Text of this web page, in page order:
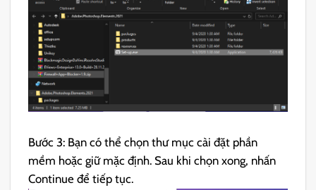
Bước 3: Bạn có thể chọn thư mục cài đặt phần
mềm hoặc giữ mặc định. Sau khi chọn xong, nhấn
Continue để tiếp tục.